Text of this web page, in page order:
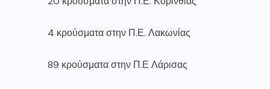
4 κρούσματα στην Π.Ε. Λακωνίας
89 κρούσματα στην Π.Ε Λάρισας